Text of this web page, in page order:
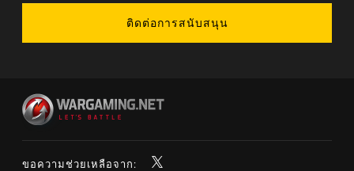
ติดต่อการสนับสนุน
ขอความช่วยเหลือจาก: